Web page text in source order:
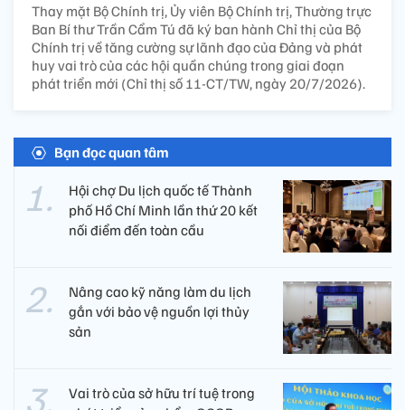
Thay mặt Bộ Chính trị, Ủy viên Bộ Chính trị, Thường trực
Ban Bí thư Trần Cẩm Tú đã ký ban hành Chỉ thị của Bộ
Chính trị về tăng cường sự lãnh đạo của Đảng và phát
huy vai trò của các hội quần chúng trong giai đoạn
phát triển mới (Chỉ thị số 11-CT/TW, ngày 20/7/2026).
Bạn đọc quan tâm
Hội chợ Du lịch quốc tế Thành
phố Hồ Chí Minh lần thứ 20 kết
nối điểm đến toàn cầu
Nâng cao kỹ năng làm du lịch
gắn với bảo vệ nguồn lợi thủy
sản
Vai trò của sở hữu trí tuệ trong